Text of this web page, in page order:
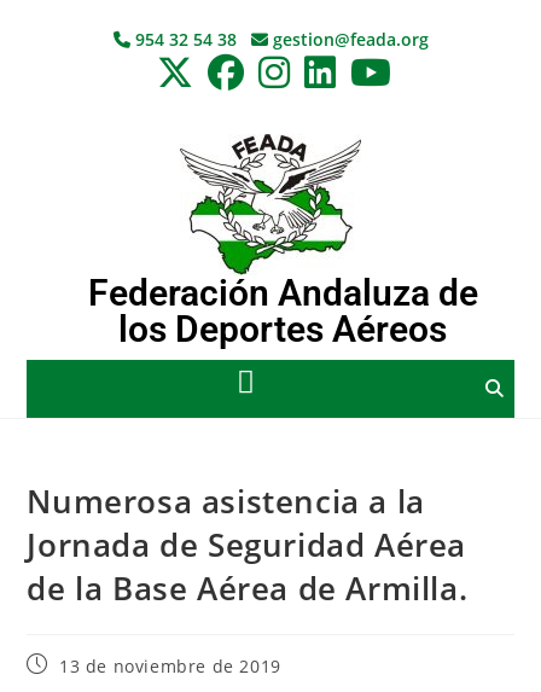
954 32 54 38 gestion@feada.org
Federación Andaluza de
los Deportes Aéreos
Numerosa asistencia a la
Jornada de Seguridad Aérea
de la Base Aérea de Armilla.
13 de noviembre de 2019